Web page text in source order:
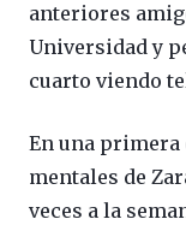
anteriores
Universidad y
cuarto viendo
En una primera
mentales de
veces a la